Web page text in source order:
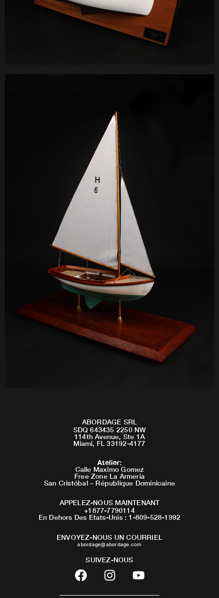
ABORDAGE SRL
SDQ 643435 2250 NW
114th Avenue, Ste 1A
Miami, FL 33192-4177
Atelier:
Calle Maximo Gomez
Free Zone La Armeria
San Cristóbal – République Dominicaine
APPELEZ-NOUS MAINTENANT
+1877-7790114
En Dehors Des Etats-Unis : 1-809-528-1992
ENVOYEZ-NOUS UN COURRIEL
abordage@abordage.com
SUIVEZ-NOUS
F
a
c
I
n
s
Y
o
u